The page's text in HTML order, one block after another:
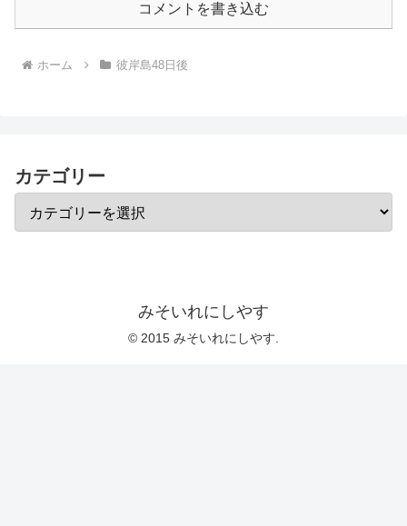
コメントを書き込む
ホーム 彼岸島48日後
カテゴリー
みそいれにしやす
© 2015 みそいれにしやす.